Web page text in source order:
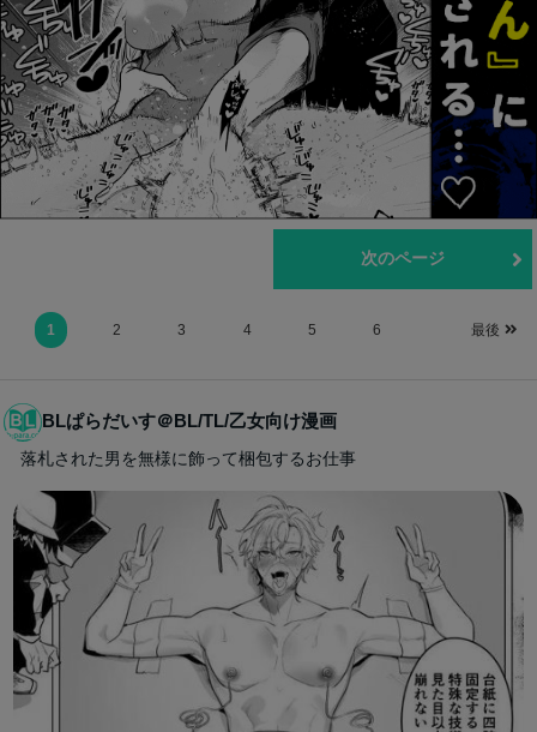
次のページ
1 2 3 4 5 6 最後
BLぱらだいす＠BL/TL/乙女向け漫画
落札された男を無様に飾って梱包するお仕事